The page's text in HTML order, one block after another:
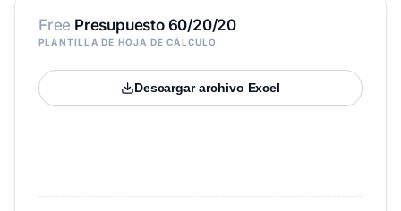
Free Presupuesto 60/20/20
PLANTILLA DE HOJA DE CÁLCULO
Descargar archivo Excel